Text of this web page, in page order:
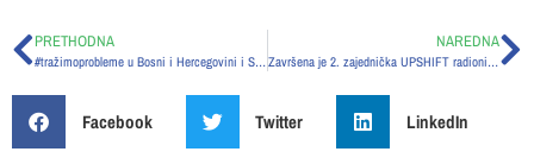
PRETHODNA
#tražimoprobleme u Bosni i Hercegovini i Srbiji: Otvorene prijave za 2. zajedničku UPSHIFT radionicu!
NAREDNA
Završena je 2. zajednička UPSHIFT radionica za Srbiju i Bosnu i Hercegovinu
Facebook Twitter LinkedIn